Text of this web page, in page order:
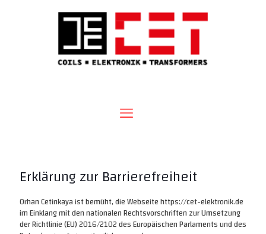
Erklärung zur Barrierefreiheit
Orhan Cetinkaya ist bemüht, die Webseite https://cet-elektronik.de
im Einklang mit den nationalen Rechtsvorschriften zur Umsetzung
der Richtlinie (EU) 2016/2102 des Europäischen Parlaments und des